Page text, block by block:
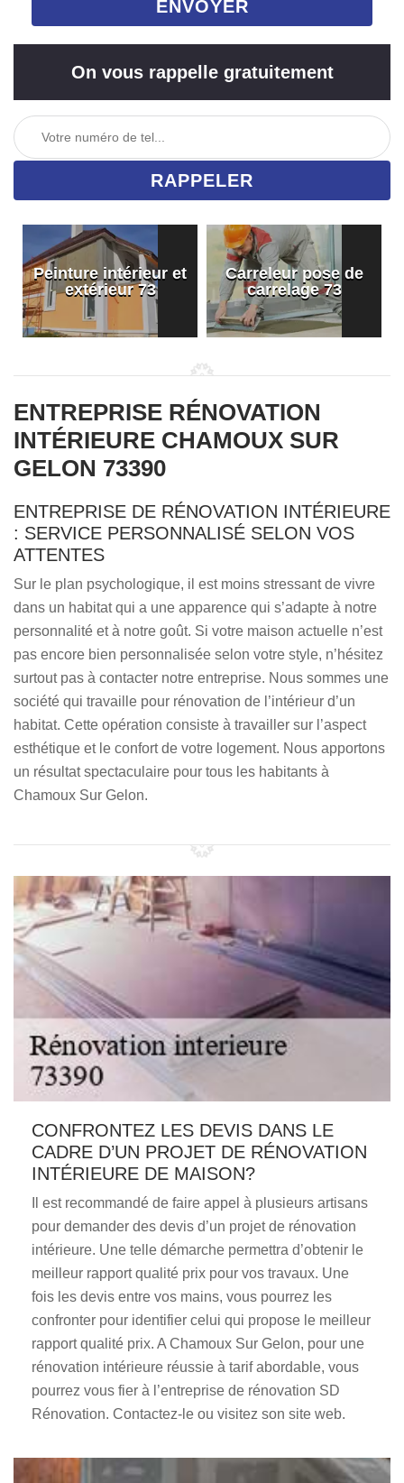
On vous rappelle gratuitement
Peinture intérieur et
extérieur 73
Carreleur pose de
carrelage 73
ENTREPRISE RÉNOVATION
INTÉRIEURE CHAMOUX SUR
GELON 73390
ENTREPRISE DE RÉNOVATION INTÉRIEURE
: SERVICE PERSONNALISÉ SELON VOS
ATTENTES
Sur le plan psychologique, il est moins stressant de vivre
dans un habitat qui a une apparence qui s’adapte à notre
personnalité et à notre goût. Si votre maison actuelle n’est
pas encore bien personnalisée selon votre style, n’hésitez
surtout pas à contacter notre entreprise. Nous sommes une
société qui travaille pour rénovation de l’intérieur d’un
habitat. Cette opération consiste à travailler sur l’aspect
esthétique et le confort de votre logement. Nous apportons
un résultat spectaculaire pour tous les habitants à
Chamoux Sur Gelon.
CONFRONTEZ LES DEVIS DANS LE
CADRE D’UN PROJET DE RÉNOVATION
INTÉRIEURE DE MAISON?
Il est recommandé de faire appel à plusieurs artisans
pour demander des devis d’un projet de rénovation
intérieure. Une telle démarche permettra d’obtenir le
meilleur rapport qualité prix pour vos travaux. Une
fois les devis entre vos mains, vous pourrez les
confronter pour identifier celui qui propose le meilleur
rapport qualité prix. A Chamoux Sur Gelon, pour une
rénovation intérieure réussie à tarif abordable, vous
pourrez vous fier à l’entreprise de rénovation SD
Rénovation. Contactez-le ou visitez son site web.